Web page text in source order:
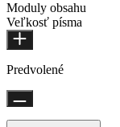
Moduly obsahu
Veľkosť písma
Predvolené